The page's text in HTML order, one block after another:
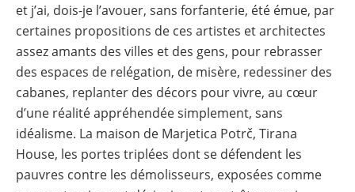
et j’ai, dois-je l’avouer, sans forfanterie, été émue, par
certaines propositions de ces artistes et architectes
assez amants des villes et des gens, pour rebrasser
des espaces de relégation, de misère, redessiner des
cabanes, replanter des décors pour vivre, au cœur
d’une réalité appréhendée simplement, sans
idéalisme. La maison de Marjetica Potrč, Tirana
House, les portes triplées dont se défendent les
pauvres contre les démolisseurs, exposées comme